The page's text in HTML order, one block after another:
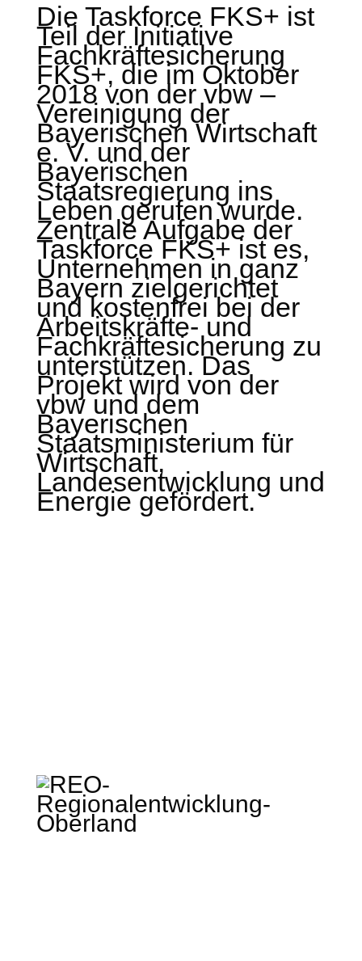
Die Taskforce FKS+ ist
Teil der Initiative
Fachkräftesicherung
FKS+, die im Oktober
2018 von der vbw –
Vereinigung der
Bayerischen Wirtschaft
e. V. und der
Bayerischen
Staatsregierung ins
Leben gerufen wurde.
Zentrale Aufgabe der
Taskforce FKS+ ist es,
Unternehmen in ganz
Bayern zielgerichtet
und kostenfrei bei der
Arbeitskräfte- und
Fachkräftesicherung zu
unterstützen. Das
Projekt wird von der
vbw und dem
Bayerischen
Staatsministerium für
Wirtschaft,
Landesentwicklung und
Energie gefördert.